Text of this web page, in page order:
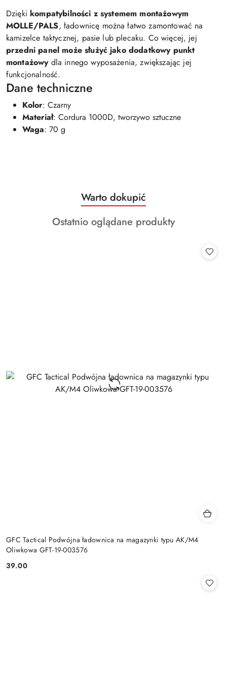
Dzięki kompatybilności z systemem montażowym
MOLLE/PALS, ładownicę można łatwo zamontować na
kamizelce taktycznej, pasie lub plecaku. Co więcej, jej
przedni panel może służyć jako dodatkowy punkt
montażowydla innego wyposażenia, zwiększając jej
funkcjonalność.
Dane techniczne
Kolor: Czarny
Materiał: Cordura 1000D, tworzywo sztuczne
Waga: 70 g
Pomiń karuzelę produktów
Produkty
o
statusie:
Warto dokupić
Produkty
Ostatnio oglądane produkty
GFC Tactical Podwójna ładownica na magazynki typu AK/M4
Oliwkowa GFT-19-003576
Cena:
39.00